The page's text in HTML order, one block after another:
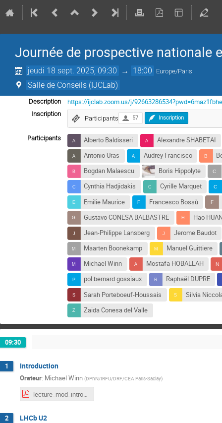
Journée de prospective nationale
jeudi 18 sept. 2025, 09:30 → 18:00 Europe/Paris
Salle de Conseils (IJCLab)
Description https://ijclab.zoom.us/j/
Inscription
Participants 57 Inscription
Participants Alberto Baldisseri
Alexandre SHABETAI
Antonio Uras
Audrey Francisco
Bogdan Malaescu
Boris Hippolyte
Cynthia Hadjidakis
Cyrille Marquet
Emilie Maurice
Francesco Bossù
Gustavo CONESA BALBASTRE
Hao
Jean-Philippe Lansberg
Jerome Baudot
Maarten Boonekamp
Manuel Guittiere
Michael Winn
Mostafa HOBALLAH
pol bernard gossiaux
Raphaël DUPRE
Sarah Porteboeuf-Houssais
Silvia
Zaida Conesa del Valle
09:30
1 Introduction
Orateur: Michael Winn (DPhN/IRFU/DRF/CEA Paris-Saclay)
lecture_mod_intro.pdf
2 LHCb U2